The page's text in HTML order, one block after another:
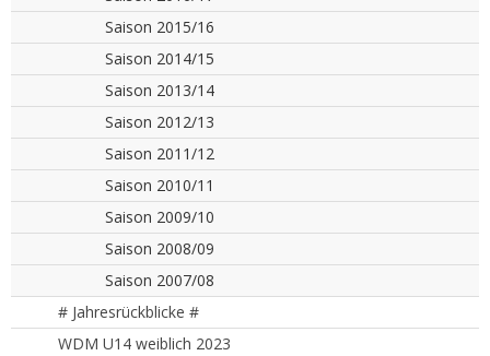
Saison 2015/16
Saison 2014/15
Saison 2013/14
Saison 2012/13
Saison 2011/12
Saison 2010/11
Saison 2009/10
Saison 2008/09
Saison 2007/08
# Jahresrückblicke #
WDM U14 weiblich 2023